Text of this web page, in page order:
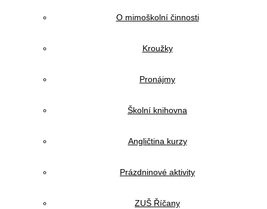
O mimoškolní činnosti
Kroužky
Pronájmy
Školní knihovna
Angličtina kurzy
Prázdninové aktivity
ZUŠ Říčany